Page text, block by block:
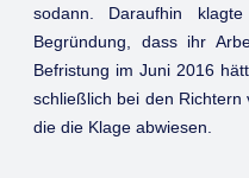
sodann. Daraufhin
Begründung, dass ihr
Befristung im Juni 2016
schließlich bei den Richtern
die die Klage abwiesen.